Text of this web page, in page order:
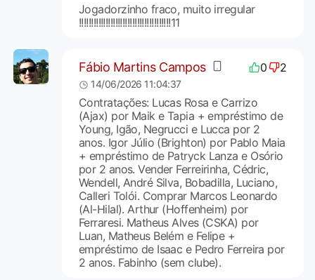
Jogadorzinho fraco, muito irregular
!!!!!!!!!!!!!!!!!!!!!!!!!!!!!!!!!!!!!!11
Fábio Martins Campos 0 2
14/06/2026 11:04:37
Contratações: Lucas Rosa e Carrizo
(Ajax) por Maik e Tapia + empréstimo de
Young, Igão, Negrucci e Lucca por 2
anos. Igor Júlio (Brighton) por Pablo Maia
+ empréstimo de Patryck Lanza e Osório
por 2 anos. Vender Ferreirinha, Cédric,
Wendell, André Silva, Bobadilla, Luciano,
Calleri Tolói. Comprar Marcos Leonardo
(Al-Hilal). Arthur (Hoffenheim) por
Ferraresi. Matheus Alves (CSKA) por
Luan, Matheus Belém e Felipe +
empréstimo de Isaac e Pedro Ferreira por
2 anos. Fabinho (sem clube).